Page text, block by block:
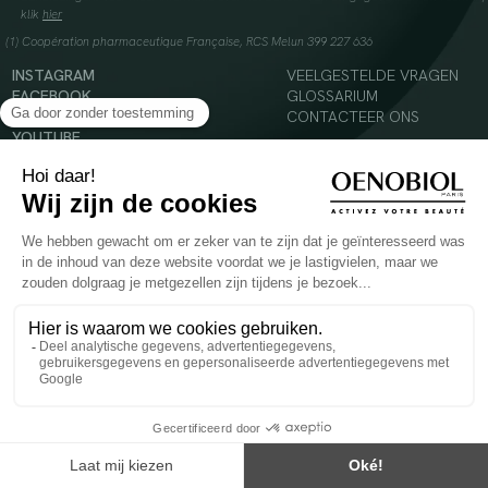
klik hier
(1) Coopération pharmaceutique Française, RCS Melun 399 227 636
INSTAGRAM
FACEBOOK
TIKTOK
YOUTUBE
VEELGESTELDE VRAGEN
GLOSSARIUM
CONTACTEER ONS
Voedingssupplement dat moet worden geconsumeerd als onderdeel van een gevarieerde,
evenwichtige voeding en een gezonde levensstijl. Aanbevolen dagelijkse dosis niet
overschrijden. Enkel voor volwassenen, buiten het bereik van kinderen houden.